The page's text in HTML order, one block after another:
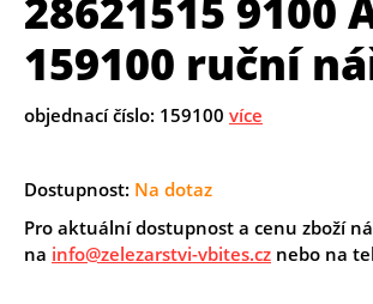
28621515 9100
159100 ruční
objednací číslo: 159100 více
Dostupnost: Na dotaz
Pro aktuální dostupnost a cenu zboží
na info@zelezarstvi-vbites.cz nebo na